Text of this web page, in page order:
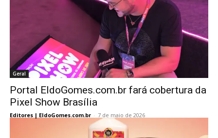
Geral
Portal EldoGomes.com.br fará cobertura da
Pixel Show Brasília
Editores | EldoGomes.com.br - 7 de maio de 2026